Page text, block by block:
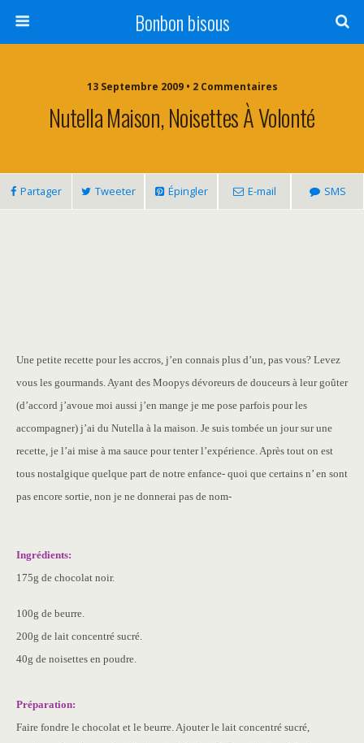
Bonbon bisous
13 Septembre 2009 • 2 Commentaires
Nutella Maison, Noisettes À Volonté
Partager Tweeter Épingler E-mail SMS
Une petite recette pour les accros, j’en connais plus d’un, pas vous? Levez
vous les gourmands. Ayant des Moopys dévoreurs de douceurs à leur goûter
(d’accord j’avoue moi aussi j’en mange je me pose parfois pour les
accompagner) j’ai du Nutella à la maison. Je suis tombée un jour sur une
recette, je l’ai mise à ma sauce pour tenter l’expérience. Après tout on est
tous nostalgique quelque part de notre enfance- quoi que certains n’ en sont
pas encore sortie, non je ne donnerai pas de nom-
Ingrédients:
175g de chocolat noir.
100g de beurre.
200g de lait concentré sucré.
40g de noisettes en poudre.
Préparation:
Faire fondre le chocolat et le beurre. Ajouter le lait concentré sucré,